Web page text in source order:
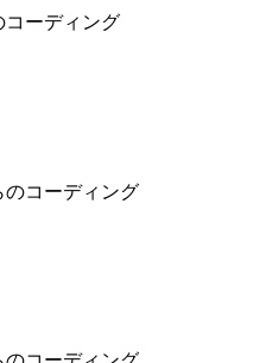
ーディング
のコーディング